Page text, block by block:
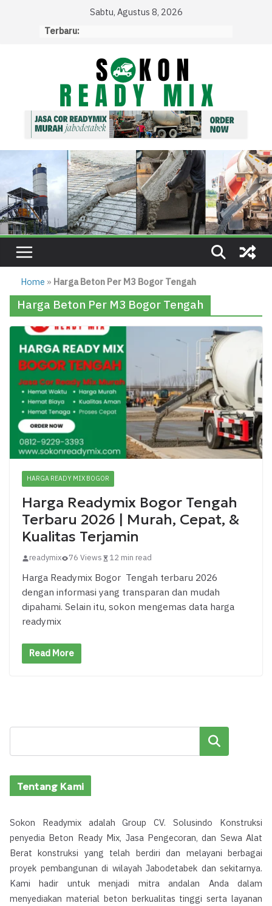
Sabtu, Agustus 8, 2026
Terbaru:
Home » Harga Beton Per M3 Bogor Tengah
Harga Beton Per M3 Bogor Tengah
HARGA READY MIX BOGOR
Harga Readymix Bogor Tengah
Terbaru 2026 | Murah, Cepat, &
Kualitas Terjamin
readymix 76 Views 12 min read
Harga Readymix Bogor Tengah terbaru 2026
dengan informasi yang transparan dan mudah
dipahami. Selain itu, sokon mengemas data harga
readymix
Read More
Cari
Tentang Kami
Sokon Readymix adalah Group CV. Solusindo Konstruksi
penyedia Beton Ready Mix, Jasa Pengecoran, dan Sewa Alat
Berat konstruksi yang telah berdiri dan melayani berbagai
proyek pembangunan di wilayah Jabodetabek dan sekitarnya.
Kami hadir untuk menjadi mitra andalan Anda dalam
menyediakan material beton berkualitas tinggi serta layanan